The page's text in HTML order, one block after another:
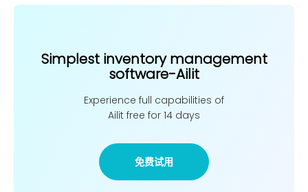
Simplest inventory management
software-Ailit
Experience full capabilities of
Ailit free for 14 days
免费试用